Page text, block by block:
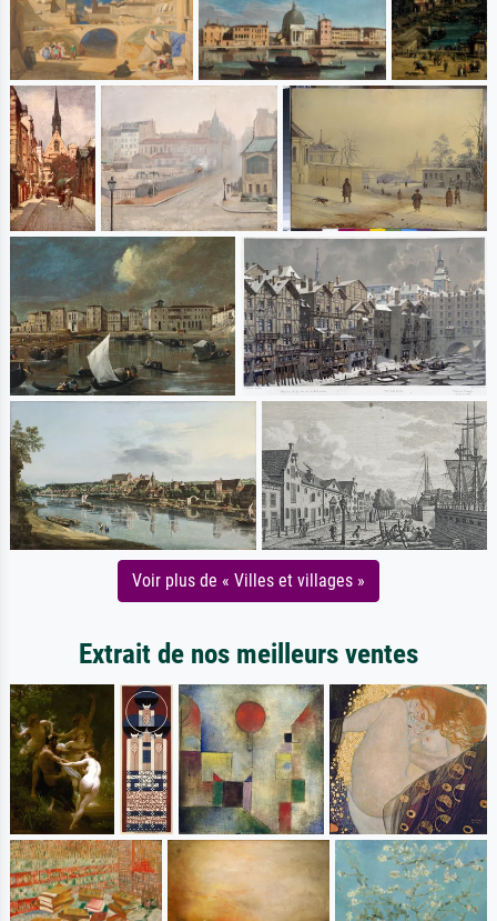
Voir plus de « Villes et villages »
Extrait de nos meilleurs ventes